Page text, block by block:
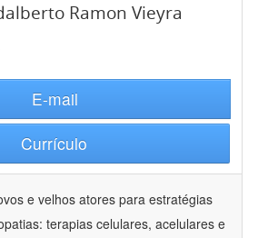
Ramon Vieyra
E-mail
Currículo
e velhos atores para estratégias
terapias celulares, acelulares e